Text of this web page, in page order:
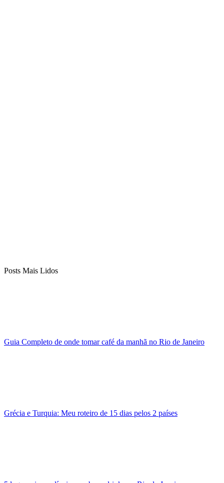
Posts Mais Lidos
Guia Completo de onde tomar café da manhã no Rio de Janeiro
Grécia e Turquia: Meu roteiro de 15 dias pelos 2 países